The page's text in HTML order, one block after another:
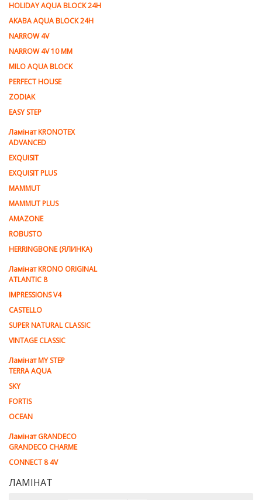
HOLIDAY AQUA BLOCK 24H
AKABA AQUA BLOCK 24H
NARROW 4V
NARROW 4V 10 MM
MILO AQUA BLOCK
PERFECT HOUSE
ZODIAK
EASY STEP
Ламінат KRONOTEX
ADVANCED
EXQUISIT
EXQUISIT PLUS
MAMMUT
MAMMUT PLUS
AMAZONE
ROBUSTO
HERRINGBONE (ЯЛИНКА)
Ламiнат KRONO ORIGINAL
ATLANTIC 8
IMPRESSIONS V4
CASTELLO
SUPER NATURAL CLASSIC
VINTAGE CLASSIC
Ламінат MY STEP
TERRA AQUA
SKY
FORTIS
OCEAN
Ламінат GRANDECO
GRANDECO CHARME
CONNECT 8 4V
ЛАМIНАТ